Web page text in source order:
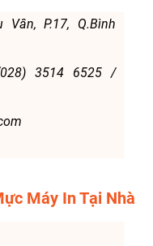
P.17, Q.Bình
3514 6525 /
Máy In Tại Nhà